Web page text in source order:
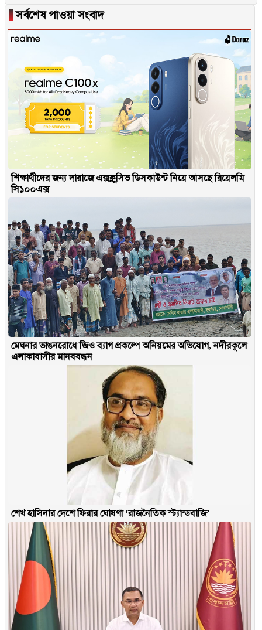
▐সর্বশেষ পাওয়া সংবাদ
শিক্ষার্থীদের জন্য দারাজে এক্সক্লুসিভ ডিসকাউন্ট নিয়ে আসছে রিয়েলমি
সি১০০এক্স
মেঘনার ভাঙনরোধে জিও ব্যাগ প্রকল্পে অনিয়মের অভিযোগ, নদীরকূলে
এলাকাবাসীর মানববন্ধন
শেখ হাসিনার দেশে ফিরার ঘোষণা ‘রাজনৈতিক স্ট্যান্ডবাজি’